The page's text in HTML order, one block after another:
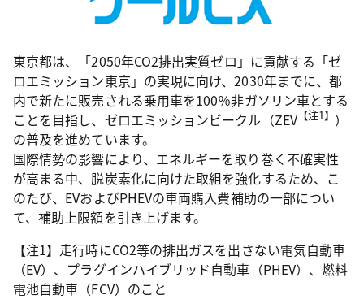
東京都は、「2050年CO2排出実質ゼロ」に貢献する「ゼ
ロエミッション東京」の実現に向け、2030年までに、都
内で新たに販売される乗用車を100％非ガソリン車とする
ことを目指し、ゼロエミッションビークル（ZEV【注1】 ）
の普及を進めています。
国際情勢の影響により、エネルギーを取り巻く不確実性
が高まる中、脱炭素化に向けた取組を強化するため、こ
のたび、EVおよびPHEVの車両購入費補助の一部につい
て、補助上限額を引き上げます。
【注1】走行時にCO2等の排出ガスを出さない電気自動車
（EV）、プラグインハイブリッド自動車（PHEV）、燃料
電池自動車（FCV）のこと